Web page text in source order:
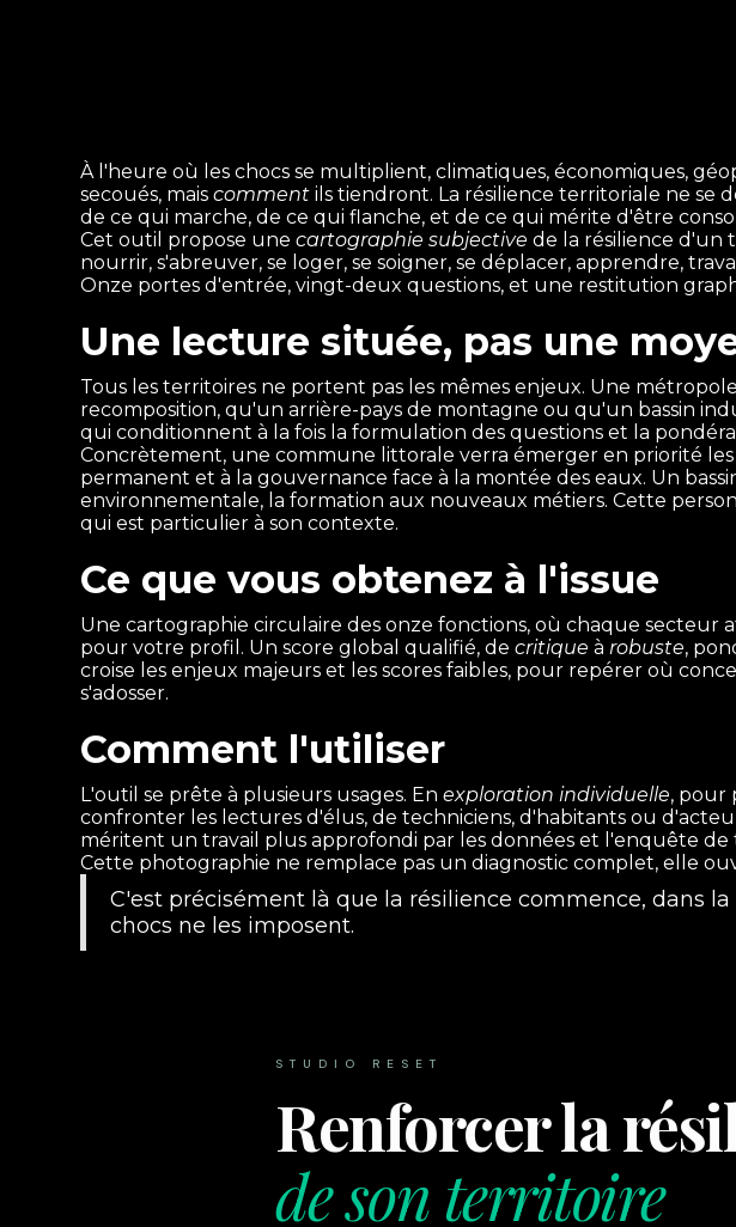
À l'heure où les chocs se multiplient, climatiques, économiques,
secoués, maiscomment ils tiendront. La résilience territoriale ne se
de ce qui marche, de ce qui flanche, et de ce qui mérite d'être
Cet outil propose unecartographie subjective de la résilience d'un
nourrir, s'abreuver, se loger, se soigner, se déplacer, apprendre,
Onze portes d'entrée, vingt-deux questions, et une restitution
Une lecture située, pas une
Tous les territoires ne portent pas les mêmes enjeux. Une
recomposition, qu'un arrière-pays de montagne ou qu'un bassin
qui conditionnent à la fois la formulation des questions et la
Concrètement, une commune littorale verra émerger en priorité
permanent et à la gouvernance face à la montée des eaux. Un
environnementale, la formation aux nouveaux métiers. Cette
qui est particulier à son contexte.
Ce que vous obtenez à l'issue
Une cartographie circulaire des onze fonctions, où chaque
pour votre profil. Un score global qualifié, decritique àrobuste,
croise les enjeux majeurs et les scores faibles, pour repérer où
s'adosser.
Comment l'utiliser
L'outil se prête à plusieurs usages. Enexploration individuelle, pour
confronter les lectures d'élus, de techniciens, d'habitants ou
méritent un travail plus approfondi par les données et l'enquête de
Cette photographie ne remplace pas un diagnostic complet, elle
C'est précisément là que la résilience commence, dans
chocs ne les imposent.
STUDIO RESET
Renforcer la
de son territoire